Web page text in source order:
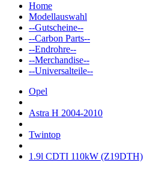
Home
Modellauswahl
--Gutscheine--
--Carbon Parts--
--Endrohre--
--Merchandise--
--Universalteile--
Opel
Astra H 2004-2010
Twintop
1.9l CDTI 110kW (Z19DTH)